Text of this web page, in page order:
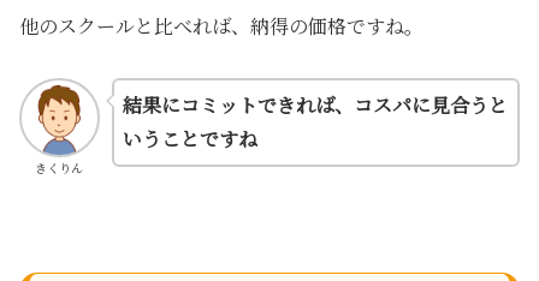
他のスクールと比べれば、納得の価格ですね。
きくりん
結果にコミットできれば、コスパに見合うと
いうことですね